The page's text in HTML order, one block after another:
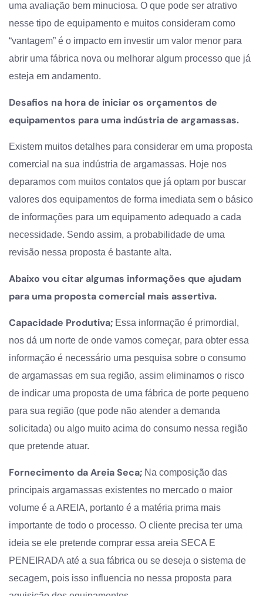
uma avaliação bem minuciosa. O que pode ser atrativo
nesse tipo de equipamento e muitos consideram como
“vantagem” é o impacto em investir um valor menor para
abrir uma fábrica nova ou melhorar algum processo que já
esteja em andamento.
Desafios na hora de iniciar os orçamentos de
equipamentos para uma indústria de argamassas.
Existem muitos detalhes para considerar em uma proposta
comercial na sua indústria de argamassas. Hoje nos
deparamos com muitos contatos que já optam por buscar
valores dos equipamentos de forma imediata sem o básico
de informações para um equipamento adequado a cada
necessidade. Sendo assim, a probabilidade de uma
revisão nessa proposta é bastante alta.
Abaixo vou citar algumas informações que ajudam
para uma proposta comercial mais assertiva.
Capacidade Produtiva; Essa informação é primordial,
nos dá um norte de onde vamos começar, para obter essa
informação é necessário uma pesquisa sobre o consumo
de argamassas em sua região, assim eliminamos o risco
de indicar uma proposta de uma fábrica de porte pequeno
para sua região (que pode não atender a demanda
solicitada) ou algo muito acima do consumo nessa região
que pretende atuar.
Fornecimento da Areia Seca; Na composição das
principais argamassas existentes no mercado o maior
volume é a AREIA, portanto é a matéria prima mais
importante de todo o processo. O cliente precisa ter uma
ideia se ele pretende comprar essa areia SECA E
PENEIRADA até a sua fábrica ou se deseja o sistema de
secagem, pois isso influencia no nessa proposta para